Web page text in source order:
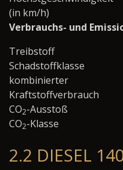
(in km/h)
Verbrauchs- und
Treibstoff
Schadstoffklasse
kombinierter
Kraftstoffverbrauch
CO2-Ausstoß
CO2-Klasse
2.2 DIESEL